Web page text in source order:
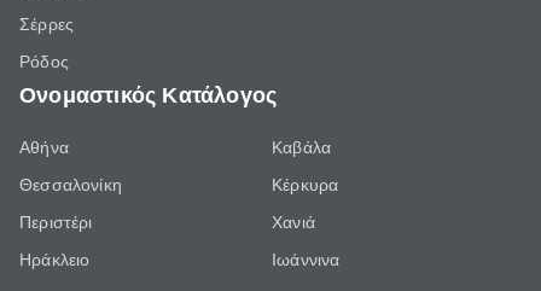
Σέρρες
Ρόδος
Ονομαστικός Κατάλογος
Αθήνα
Θεσσαλονίκη
Περιστέρι
Ηράκλειο
Καβάλα
Κέρκυρα
Χανιά
Ιωάννινα